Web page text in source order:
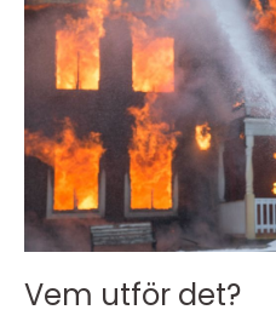
Vem utför det?